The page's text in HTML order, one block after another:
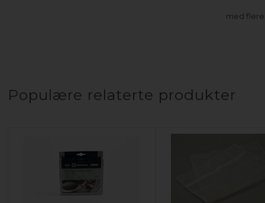
med flere…
Populære relaterte produkter